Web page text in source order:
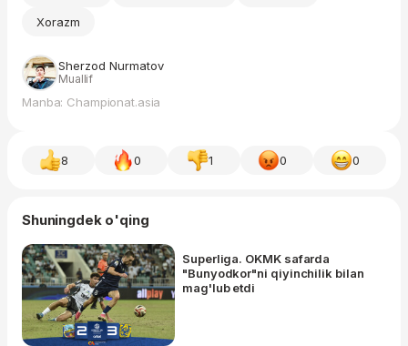
Xorazm
Sherzod Nurmatov
Muallif
Manba: Championat.asia
8 0 1 0 0
Shuningdek o'qing
Superliga. OKMK safarda
"Bunyodkor"ni qiyinchilik bilan
mag'lub etdi